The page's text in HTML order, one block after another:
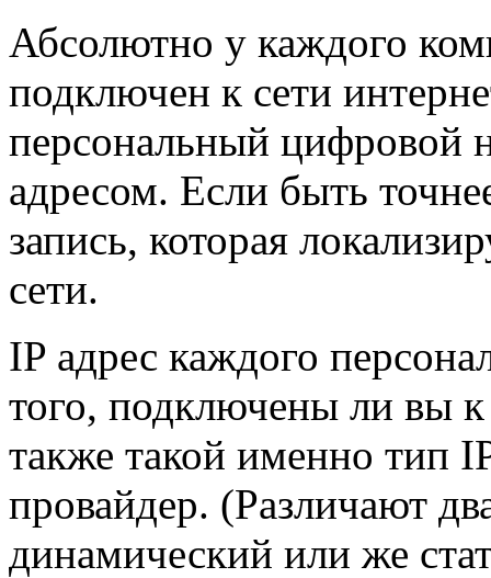
Абсолютно у каждого
подключен к сети
персональный цифровой
адресом. Если быть
запись, которая
сети.
IP адрес каждого
того, подключены ли вы к
также такой именно тип
провайдер. (Различают
динамический или же